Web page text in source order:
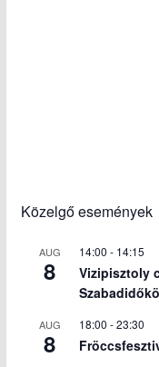
Közelgő események
AUG
8
14:00 - 14:15
Vizipisztoly
AUG
8
18:00 -23:30